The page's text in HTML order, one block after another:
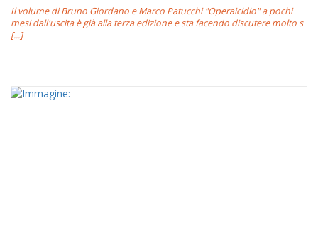
Il volume di Bruno Giordano e Marco Patucchi "Operaicidio" a pochi
mesi dall'uscita è già alla terza edizione e sta facendo discutere molto s
[...]